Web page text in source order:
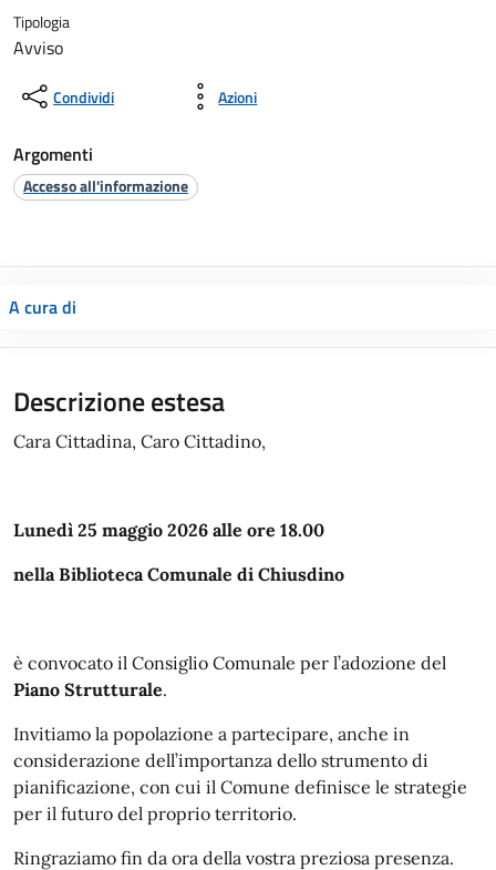
Tipologia
Avviso
Condividi Azioni
Argomenti
Accesso all'informazione
A cura di
Descrizione estesa
Cara Cittadina, Caro Cittadino,
Lunedì 25 maggio 2026 alle ore 18.00
nella Biblioteca Comunale di Chiusdino
è convocato il Consiglio Comunale per l’adozione del
Piano Strutturale.
Invitiamo la popolazione a partecipare, anche in
considerazione dell’importanza dello strumento di
pianificazione, con cui il Comune definisce le strategie
per il futuro del proprio territorio.
Ringraziamo fin da ora della vostra preziosa presenza.